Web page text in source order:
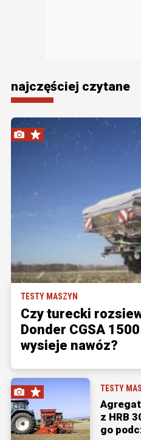
najczęściej czytane
TESTY MASZYN
Czy turecki
Donder CGSA
wysieje nawóz?
TESTY
z HRB
go